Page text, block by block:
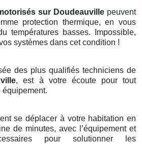
sur Doudeauville peuvent
protection thermique, en vous
températures basses. Impossible,
systèmes dans cet condition !
des plus qualifiés techniciens de
, est à votre écoute pour tout
équipement.
se déplacer à votre habitation en
de minutes, avec l’équipement et
pour solutionner les